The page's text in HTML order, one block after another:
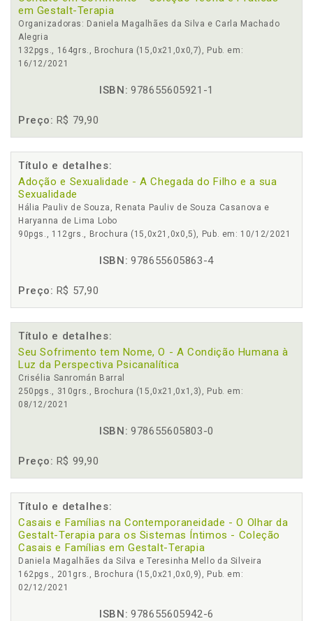
em Gestalt-Terapia
Organizadoras: Daniela Magalhães da Silva e Carla Machado
Alegria
132pgs., 164grs., Brochura (15,0x21,0x0,7), Pub. em:
16/12/2021
ISBN: 978655605921-1
Preço: R$ 79,90
Título e detalhes:
Adoção e Sexualidade - A Chegada do Filho e a sua
Sexualidade
Hália Pauliv de Souza, Renata Pauliv de Souza Casanova e
Haryanna de Lima Lobo
90pgs., 112grs., Brochura (15,0x21,0x0,5), Pub. em: 10/12/2021
ISBN: 978655605863-4
Preço: R$ 57,90
Título e detalhes:
Seu Sofrimento tem Nome, O - A Condição Humana à
Luz da Perspectiva Psicanalítica
Crisélia Sanromán Barral
250pgs., 310grs., Brochura (15,0x21,0x1,3), Pub. em:
08/12/2021
ISBN: 978655605803-0
Preço: R$ 99,90
Título e detalhes:
Casais e Famílias na Contemporaneidade - O Olhar da
Gestalt-Terapia para os Sistemas Íntimos - Coleção
Casais e Famílias em Gestalt-Terapia
Daniela Magalhães da Silva e Teresinha Mello da Silveira
162pgs., 201grs., Brochura (15,0x21,0x0,9), Pub. em:
02/12/2021
ISBN: 978655605942-6